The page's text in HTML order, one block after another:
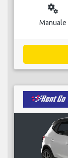
miscellaneous_services
Manuale